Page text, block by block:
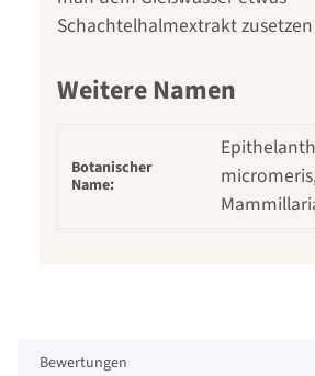
Schachtelhalmextrakt zusetzen
Weitere Namen
Botanischer
Name:
Bewertungen